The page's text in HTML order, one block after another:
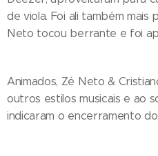
de viola. Foi ali também
Neto tocou berrante e foi
Animados, Zé Neto &
outros estilos musicais e ao
indicaram o encerramento do